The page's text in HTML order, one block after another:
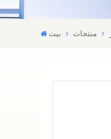
بيت
منتجات